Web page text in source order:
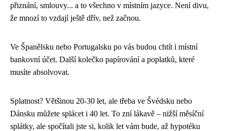
přiznání, smlouvy... a to všechno v místním jazyce. Není divu,
že mnozí to vzdají ještě dřív, než začnou.
Ve Španělsku nebo Portugalsku po vás budou chtít i místní
bankovní účet. Další kolečko papírování a poplatků, které
musíte absolvovat.
Splatnost? Většinou 20-30 let, ale třeba ve Švédsku nebo
Dánsku můžete splácet i 40 let. To zní lákavě – nižší měsíční
splátky, ale spočítali jste si, kolik let vám bude, až hypotéku